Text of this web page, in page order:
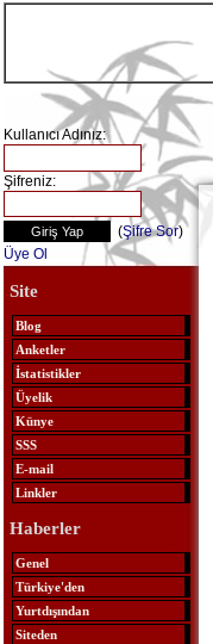
Kullanıcı Adınız:
Şifreniz:
(Şifre Sor)
Üye Ol
Site
Blog
Anketler
İstatistikler
Üyelik
Künye
SSS
E-mail
Linkler
Haberler
Genel
Türkiye'den
Yurtdışından
Siteden